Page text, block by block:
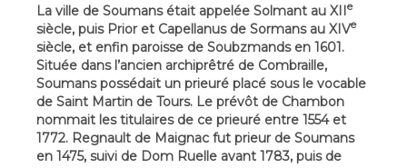
La ville de Soumans était appelée Solmant au XIIe
siècle, puis Prior et Capellanus de Sormans au XIVe
siècle, et enfin paroisse de Soubzmands en 1601.
Située dans l’ancien archiprêtré de Combraille,
Soumans possédait un prieuré placé sous le vocable
de Saint Martin de Tours. Le prévôt de Chambon
nommait les titulaires de ce prieuré entre 1554 et
1772. Regnault de Maignac fut prieur de Soumans
en 1475, suivi de Dom Ruelle avant 1783, puis de